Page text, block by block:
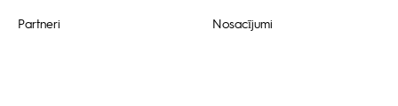
Partneri Nosacījumi